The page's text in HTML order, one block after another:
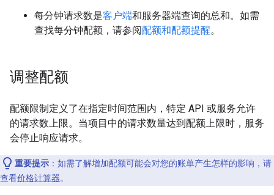
每分钟请求数是客户端和服务器端查询的总和。如需
查找每分钟配额，请参阅配额和配额提醒。
调整配额
配额限制定义了在指定时间范围内，特定 API 或服务允许
的请求数上限。当项目中的请求数量达到配额上限时，服务
会停止响应请求。
重要提示 ：如需了解增加配额可能会对您的账单产生怎样的影响，请
查看价格计算器。